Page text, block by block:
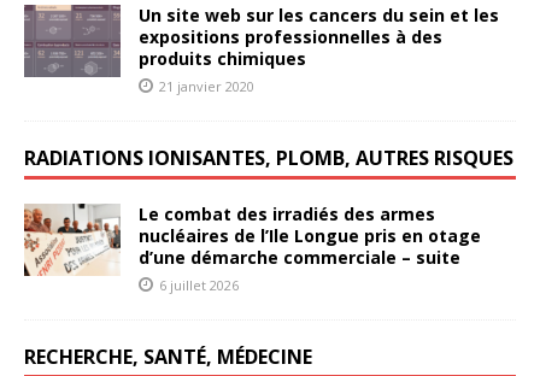
Un site web sur les cancers du sein et les
expositions professionnelles à des
produits chimiques
21 janvier 2020
RADIATIONS IONISANTES, PLOMB, AUTRES RISQUES
Le combat des irradiés des armes
nucléaires de l’Ile Longue pris en otage
d’une démarche commerciale – suite
6 juillet 2026
RECHERCHE, SANTÉ, MÉDECINE